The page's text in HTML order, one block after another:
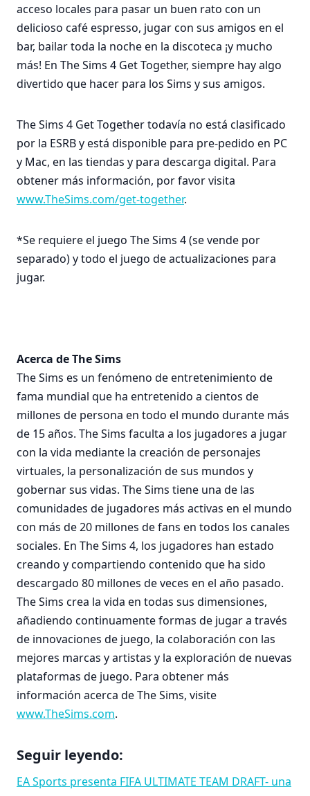
acceso locales para pasar un buen rato con un
delicioso café espresso, jugar con sus amigos en el
bar, bailar toda la noche en la discoteca ¡y mucho
más! En The Sims 4 Get Together, siempre hay algo
divertido que hacer para los Sims y sus amigos.
The Sims 4 Get Together todavía no está clasificado
por la ESRB y está disponible para pre-pedido en PC
y Mac, en las tiendas y para descarga digital. Para
obtener más información, por favor visita
www.TheSims.com/get-together.
*Se requiere el juego The Sims 4 (se vende por
separado) y todo el juego de actualizaciones para
jugar.
Acerca de The Sims
The Sims es un fenómeno de entretenimiento de
fama mundial que ha entretenido a cientos de
millones de persona en todo el mundo durante más
de 15 años. The Sims faculta a los jugadores a jugar
con la vida mediante la creación de personajes
virtuales, la personalización de sus mundos y
gobernar sus vidas. The Sims tiene una de las
comunidades de jugadores más activas en el mundo
con más de 20 millones de fans en todos los canales
sociales. En The Sims 4, los jugadores han estado
creando y compartiendo contenido que ha sido
descargado 80 millones de veces en el año pasado.
The Sims crea la vida en todas sus dimensiones,
añadiendo continuamente formas de jugar a través
de innovaciones de juego, la colaboración con las
mejores marcas y artistas y la exploración de nuevas
plataformas de juego. Para obtener más
información acerca de The Sims, visite
www.TheSims.com.
Seguir leyendo:
EA Sports presenta FIFA ULTIMATE TEAM DRAFT- una